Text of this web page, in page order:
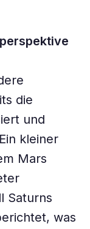
die
und
kleiner
Mars
Saturns
was